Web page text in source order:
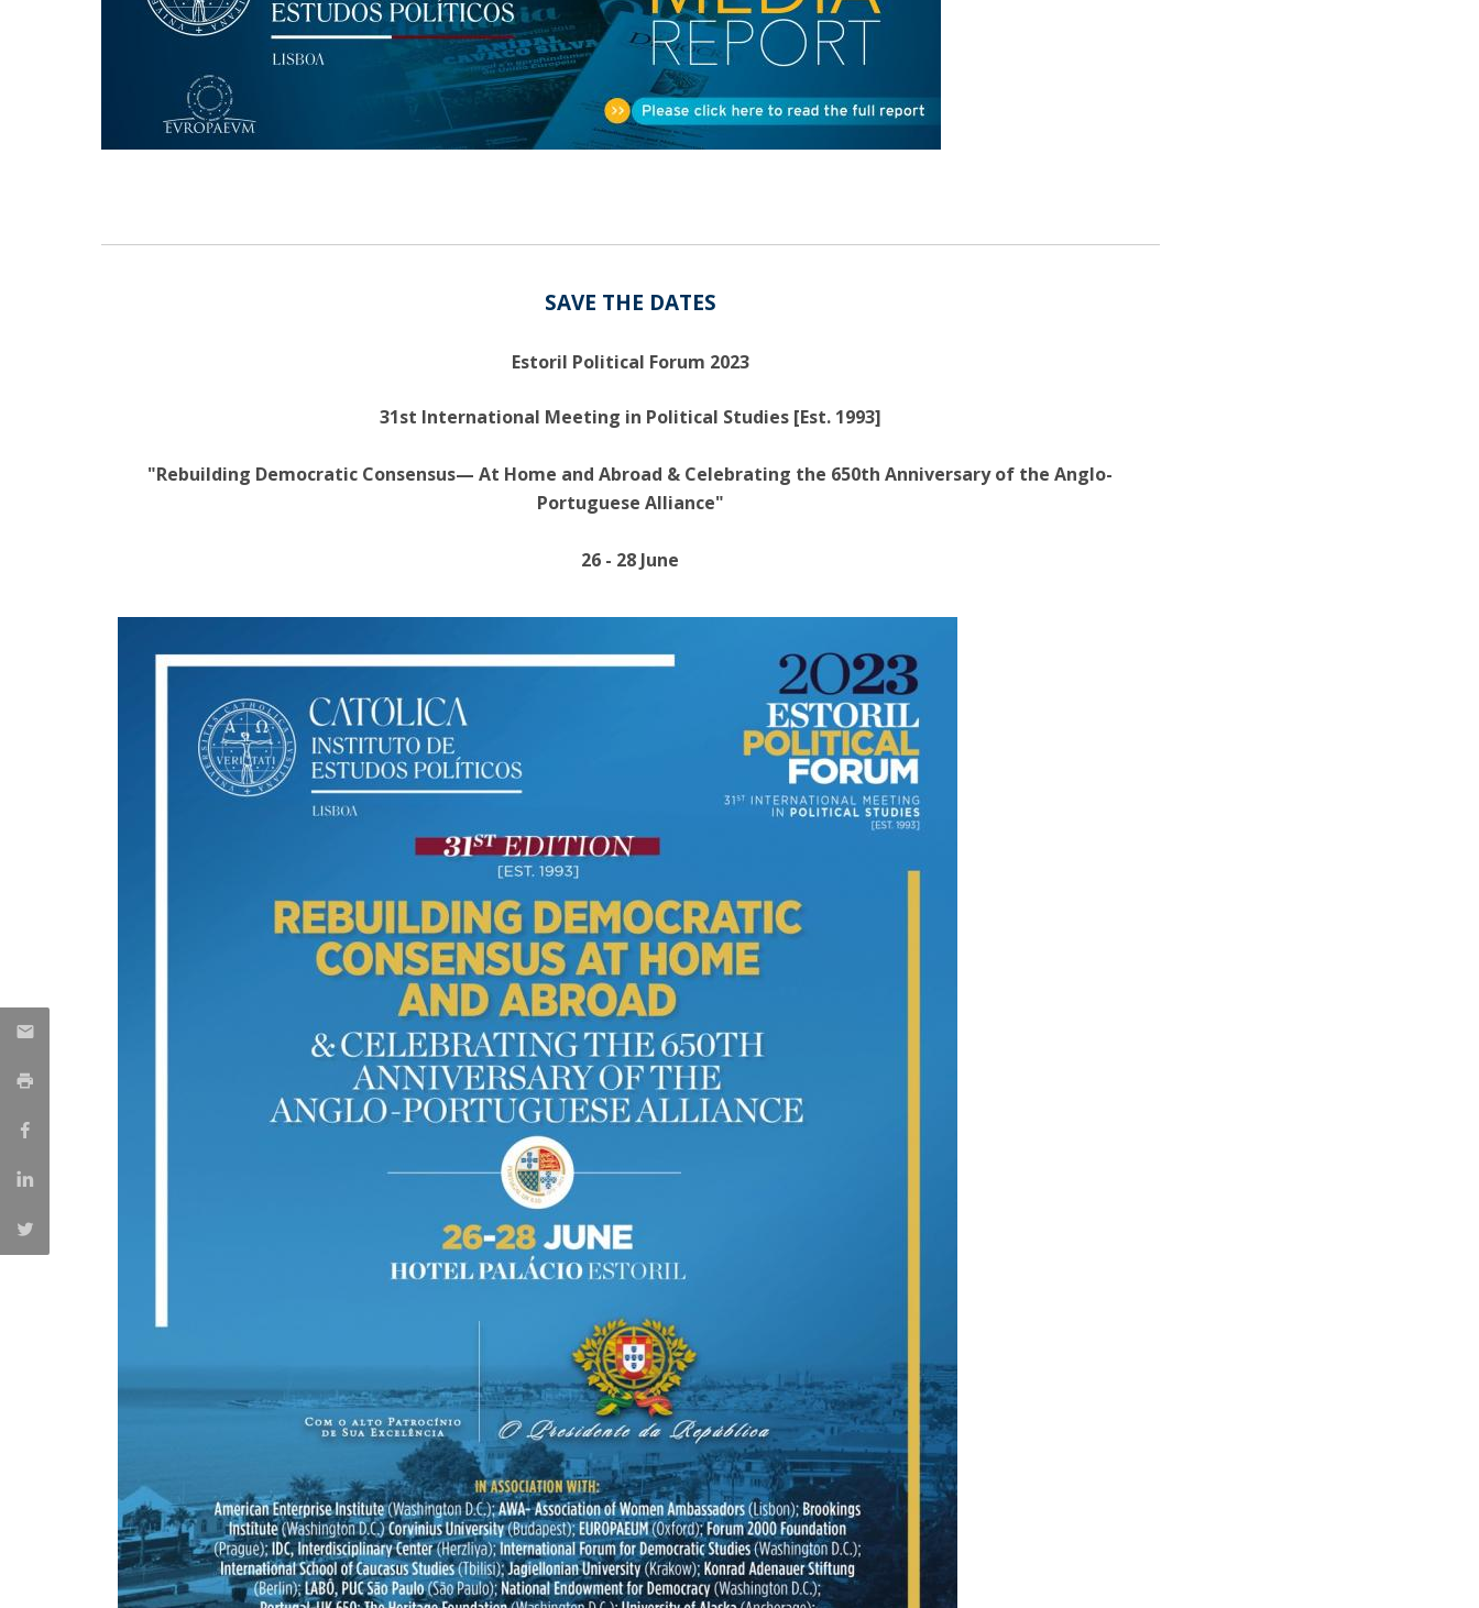
Centro de Investigação do Instituto de
Estudos Políticos
Centro de Estudos Europeus
Palestra Anual Alexis de Tocqueville
Conferências do Atlântico
Seminários Internacionais
Palestra Anual Winston Churchill
IEP Alumni Club
SAVE THE DATES
Estoril Political Forum 2023
31st International Meeting in Political Studies [Est. 1993]
"Rebuilding Democratic Consensus— At Home and Abroad & Celebrating the 650th Anniversary of the Anglo-
Portuguese Alliance"
26 - 28 June